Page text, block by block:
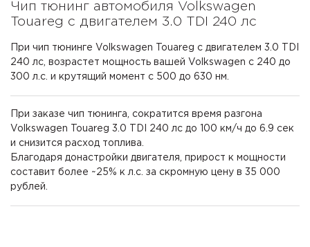
Чип тюнинг автомобиля Volkswagen
Touareg с двигателем 3.0 TDI 240 лс
При чип тюнинге Volkswagen Touareg с двигателем 3.0 TDI
240 лс, возрастет мощность вашей Volkswagen с 240 до
300 л.с. и крутящий момент с 500 до 630 нм.
При заказе чип тюнинга, сократится время разгона
Volkswagen Touareg 3.0 TDI 240 лс до 100 км/ч до 6.9 сек
и снизится расход топлива.
Благодаря донастройки двигателя, прирост к мощности
составит более ~25% к л.с. за скромную цену в 35 000
рублей.